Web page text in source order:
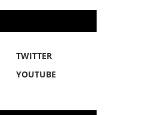
TWITTER
YOUTUBE